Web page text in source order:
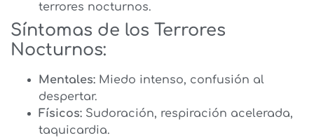
terrores nocturnos.
Síntomas de los Terrores
Nocturnos:
Mentales: Miedo intenso, confusión al
despertar.
Físicos: Sudoración, respiración acelerada,
taquicardia.